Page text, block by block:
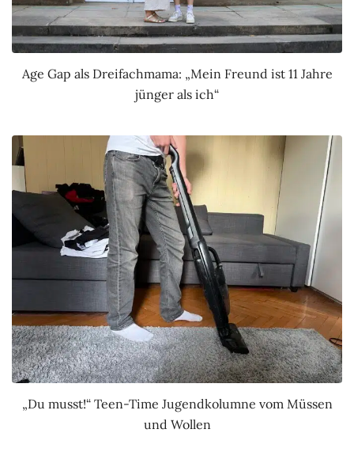
Age Gap als Dreifachmama: „Mein Freund ist 11 Jahre
jünger als ich“
„Du musst!“ Teen-Time Jugendkolumne vom Müssen
und Wollen